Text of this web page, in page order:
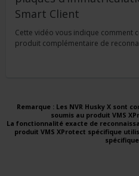
Smart Client
Cette vidéo vous indique comment
produit complémentaire de
Remarque : Les NVR Husky X sont
soumis au produit VMS
La fonctionnalité exacte de
produit VMS XProtect spécifique